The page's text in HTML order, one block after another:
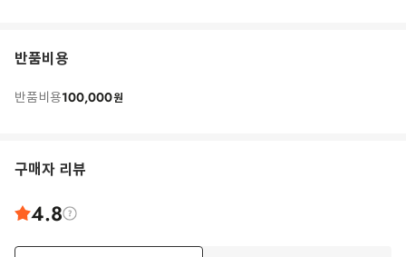
반품비용
반품비용100,000원
구매자 리뷰
4.8